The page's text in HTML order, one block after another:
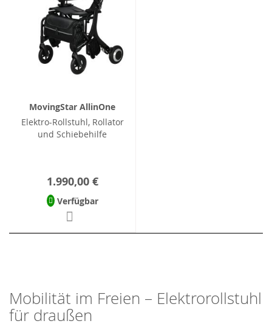
MovingStar AllinOne
Elektro-Rollstuhl, Rollator
und Schiebehilfe
1.990,00 €
Verfügbar
Mobilität im Freien – Elektrorollstuhl
für draußen